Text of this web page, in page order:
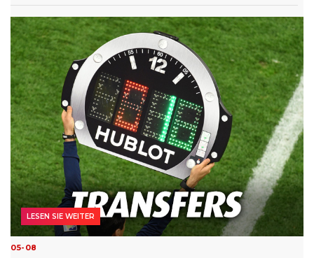
05-08
LESEN SIE WEITER